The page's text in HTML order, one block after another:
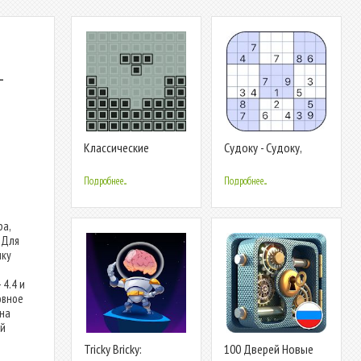
и
Классические
Подробнее...
Судоку - Судоку,
Игра с числами
Подробнее...
Tricky Bricky:
100 Дверей Новые